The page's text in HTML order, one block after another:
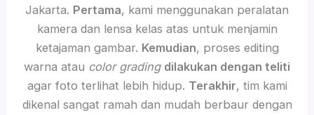
Jakarta. Pertama, kami menggunakan peralatan
kamera dan lensa kelas atas untuk menjamin
ketajaman gambar. Kemudian, proses editing
warna atau color grading dilakukan dengan teliti
agar foto terlihat lebih hidup. Terakhir, tim kami
dikenal sangat ramah dan mudah berbaur dengan